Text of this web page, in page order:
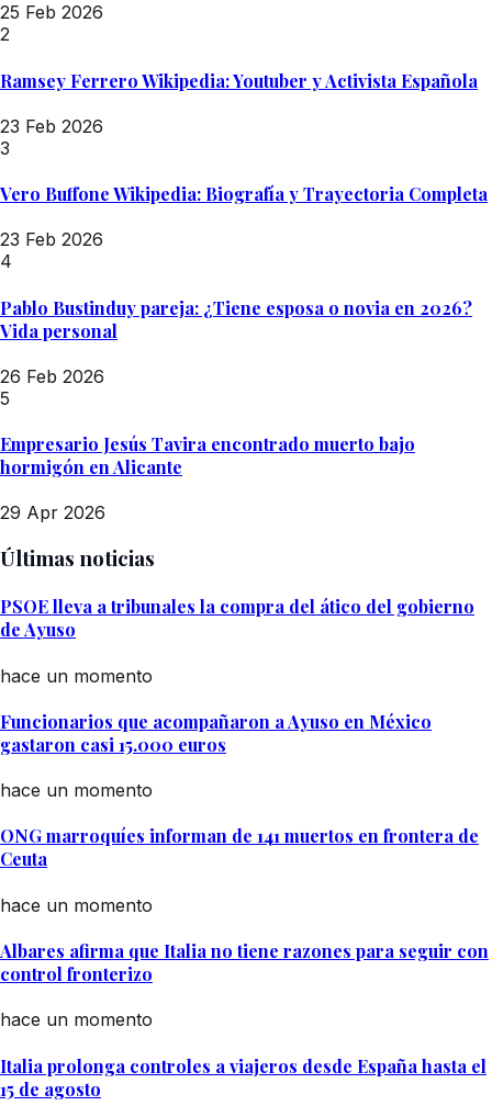
25 Feb 2026
2
Ramsey Ferrero Wikipedia: Youtuber y Activista Española
23 Feb 2026
3
Vero Buffone Wikipedia: Biografía y Trayectoria Completa
23 Feb 2026
4
Pablo Bustinduy pareja: ¿Tiene esposa o novia en 2026?
Vida personal
26 Feb 2026
5
Empresario Jesús Tavira encontrado muerto bajo
hormigón en Alicante
29 Apr 2026
Últimas noticias
PSOE lleva a tribunales la compra del ático del gobierno
de Ayuso
hace un momento
Funcionarios que acompañaron a Ayuso en México
gastaron casi 15.000 euros
hace un momento
ONG marroquíes informan de 141 muertos en frontera de
Ceuta
hace un momento
Albares afirma que Italia no tiene razones para seguir con
control fronterizo
hace un momento
Italia prolonga controles a viajeros desde España hasta el
15 de agosto